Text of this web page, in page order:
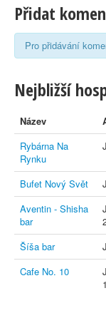
Přidat
Pro přidávání
Nejbližší
Název
Rybárna Na
Rynku
Bufet Nový Svět
Aventin - Shisha
bar
Šíša bar
Cafe No. 10